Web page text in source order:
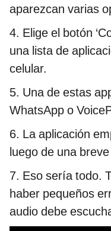
aparezcan varias
4. Elige el botón
una lista de
celular.
5. Una de estas
WhatsApp o
6. La aplicación
luego de una
7. Eso sería todo.
haber pequeños
audio debe